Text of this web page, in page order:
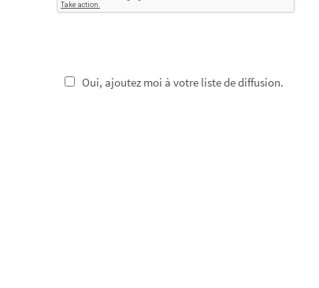
Oui, ajoutez moi à votre liste de diffusion.